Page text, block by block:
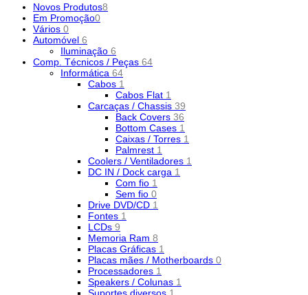
Novos Produtos8
Em Promoção0
Vários 0
Automóvel 6
Iluminação 6
Comp. Técnicos / Peças 64
Informática 64
Cabos 1
Cabos Flat 1
Carcaças / Chassis 39
Back Covers 36
Bottom Cases 1
Caixas / Torres 1
Palmrest 1
Coolers / Ventiladores 1
DC IN / Dock carga 1
Com fio 1
Sem fio 0
Drive DVD/CD 1
Fontes 1
LCDs 9
Memoria Ram 8
Placas Gráficas 1
Placas mães / Motherboards 0
Processadores 1
Speakers / Colunas 1
Suportes diversos 1